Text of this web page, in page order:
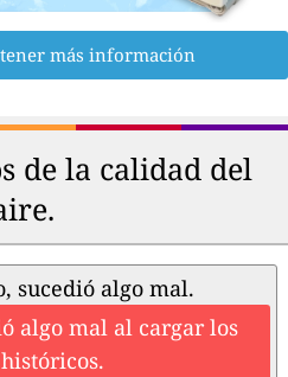
más información
de la calidad del
sucedió algo mal.
algo mal al cargar los